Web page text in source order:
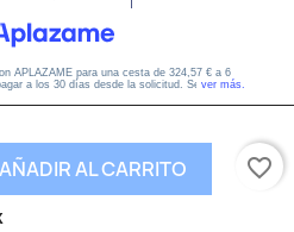
AÑADIR AL CARRITO
favorite_border